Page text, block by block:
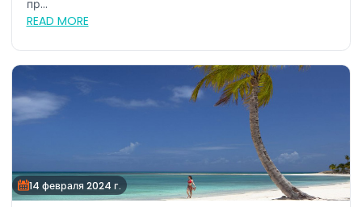
пр...
READ MORE
14 февраля 2024 г.